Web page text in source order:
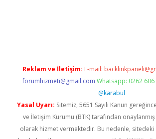
Reklam ve İletişim: E-mail:
forumhizmeti@gmail.com Whatsapp: 0262 606
@karabul
Yasal Uyarı: Sitemiz, 5651 Sayılı Kanun
ve İletişim Kurumu (BTK) tarafından onaylanmış
olarak hizmet vermektedir. Bu nedenle,